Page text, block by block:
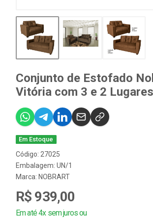
Conjunto de Estofado
Vitória com 3 e 2
Em Estoque
Código: 27025
Embalagem: UN/1
Marca: NOBRART
R$ 939,00
Em até 4x sem juros ou